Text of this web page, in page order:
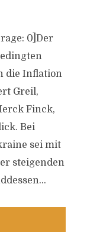
0]Der
die Inflation
Greil,
Finck,
Bei
sei mit
steigenden